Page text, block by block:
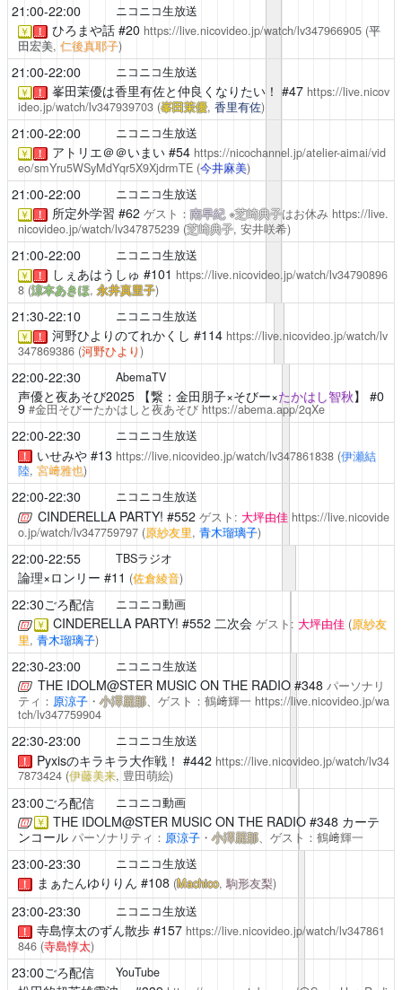
21:00-22:00 ニコニコ生放送
￥ ！ ひろまや話#20 https://live.nicovideo.jp/watch/lv347966905 (平
田宏美, 仁後真耶子)
21:00-22:00 ニコニコ生放送
￥ ！ 峯田茉優は香里有佐と仲良くなりたい！ #47 https://live.nicov
ideo.jp/watch/lv347939703 (峯田茉優, 香里有佐)
21:00-22:00 ニコニコ生放送
￥ ！ アトリエ＠＠いまい#54 https://nicochannel.jp/atelier-aimai/vid
eo/smYru5WSyMdYqr5X9XjdrmTE (今井麻美)
21:00-22:00 ニコニコ生放送
￥ ！ 所定外学習 #62 ゲスト：南早紀※芝崎典子はお休み https://live.
nicovideo.jp/watch/lv347875239 (芝崎典子, 安井咲希)
21:00-22:00 ニコニコ生放送
￥ ！ しぇあはうしゅ #101 https://live.nicovideo.jp/watch/lv34790896
8 (涼本あきほ, 永井真里子)
21:30-22:10 ニコニコ生放送
￥ ！ 河野ひよりのてれかくし #114 https://live.nicovideo.jp/watch/lv
347869386 (河野ひより)
22:00-22:30 AbemaTV
声優と夜あそび2025【繋：金田朋子×そびー×たかはし智秋】 #0
9 #金田そびーたかはしと夜あそび https://abema.app/2qXe
22:00-22:30 ニコニコ生放送
！ いせみや#13 https://live.nicovideo.jp/watch/lv347861838 (伊瀬結
陸, 宮﨑雅也)
22:00-22:30 ニコニコ生放送
CINDERELLA PARTY! #552 ゲスト: 大坪由佳 https://live.nicovide
o.jp/watch/lv347759797 (原紗友里, 青木瑠璃子)
22:00-22:55 TBSラジオ
論理×ロンリー #11 (佐倉綾音)
22:30ごろ配信 ニコニコ動画
￥ CINDERELLA PARTY! #552 二次会 ゲスト: 大坪由佳 (原紗友
里, 青木瑠璃子)
22:30-23:00 ニコニコ生放送
THE IDOLM@STER MUSIC ON THE RADIO#348 パーソナリ
ティ： 原涼子・小澤麗那、ゲスト：鶴﨑輝一 https://live.nicovideo.jp/wa
tch/lv347759904
22:30-23:00 ニコニコ生放送
！ Pyxisのキラキラ大作戦！ #442 https://live.nicovideo.jp/watch/lv34
7873424 (伊藤美来, 豊田萌絵)
23:00ごろ配信 ニコニコ動画
￥ THE IDOLM@STER MUSIC ON THE RADIO#348 カーテ
ンコール パーソナリティ： 原涼子・小澤麗那、ゲスト：鶴﨑輝一
23:00-23:30 ニコニコ生放送
！ まぁたんゆりりん #108 (Machico, 駒形友梨)
23:00-23:30 ニコニコ生放送
！ 寺島惇太のずん散歩#157 https://live.nicovideo.jp/watch/lv347861
846 (寺島惇太)
23:00ごろ配信 YouTube